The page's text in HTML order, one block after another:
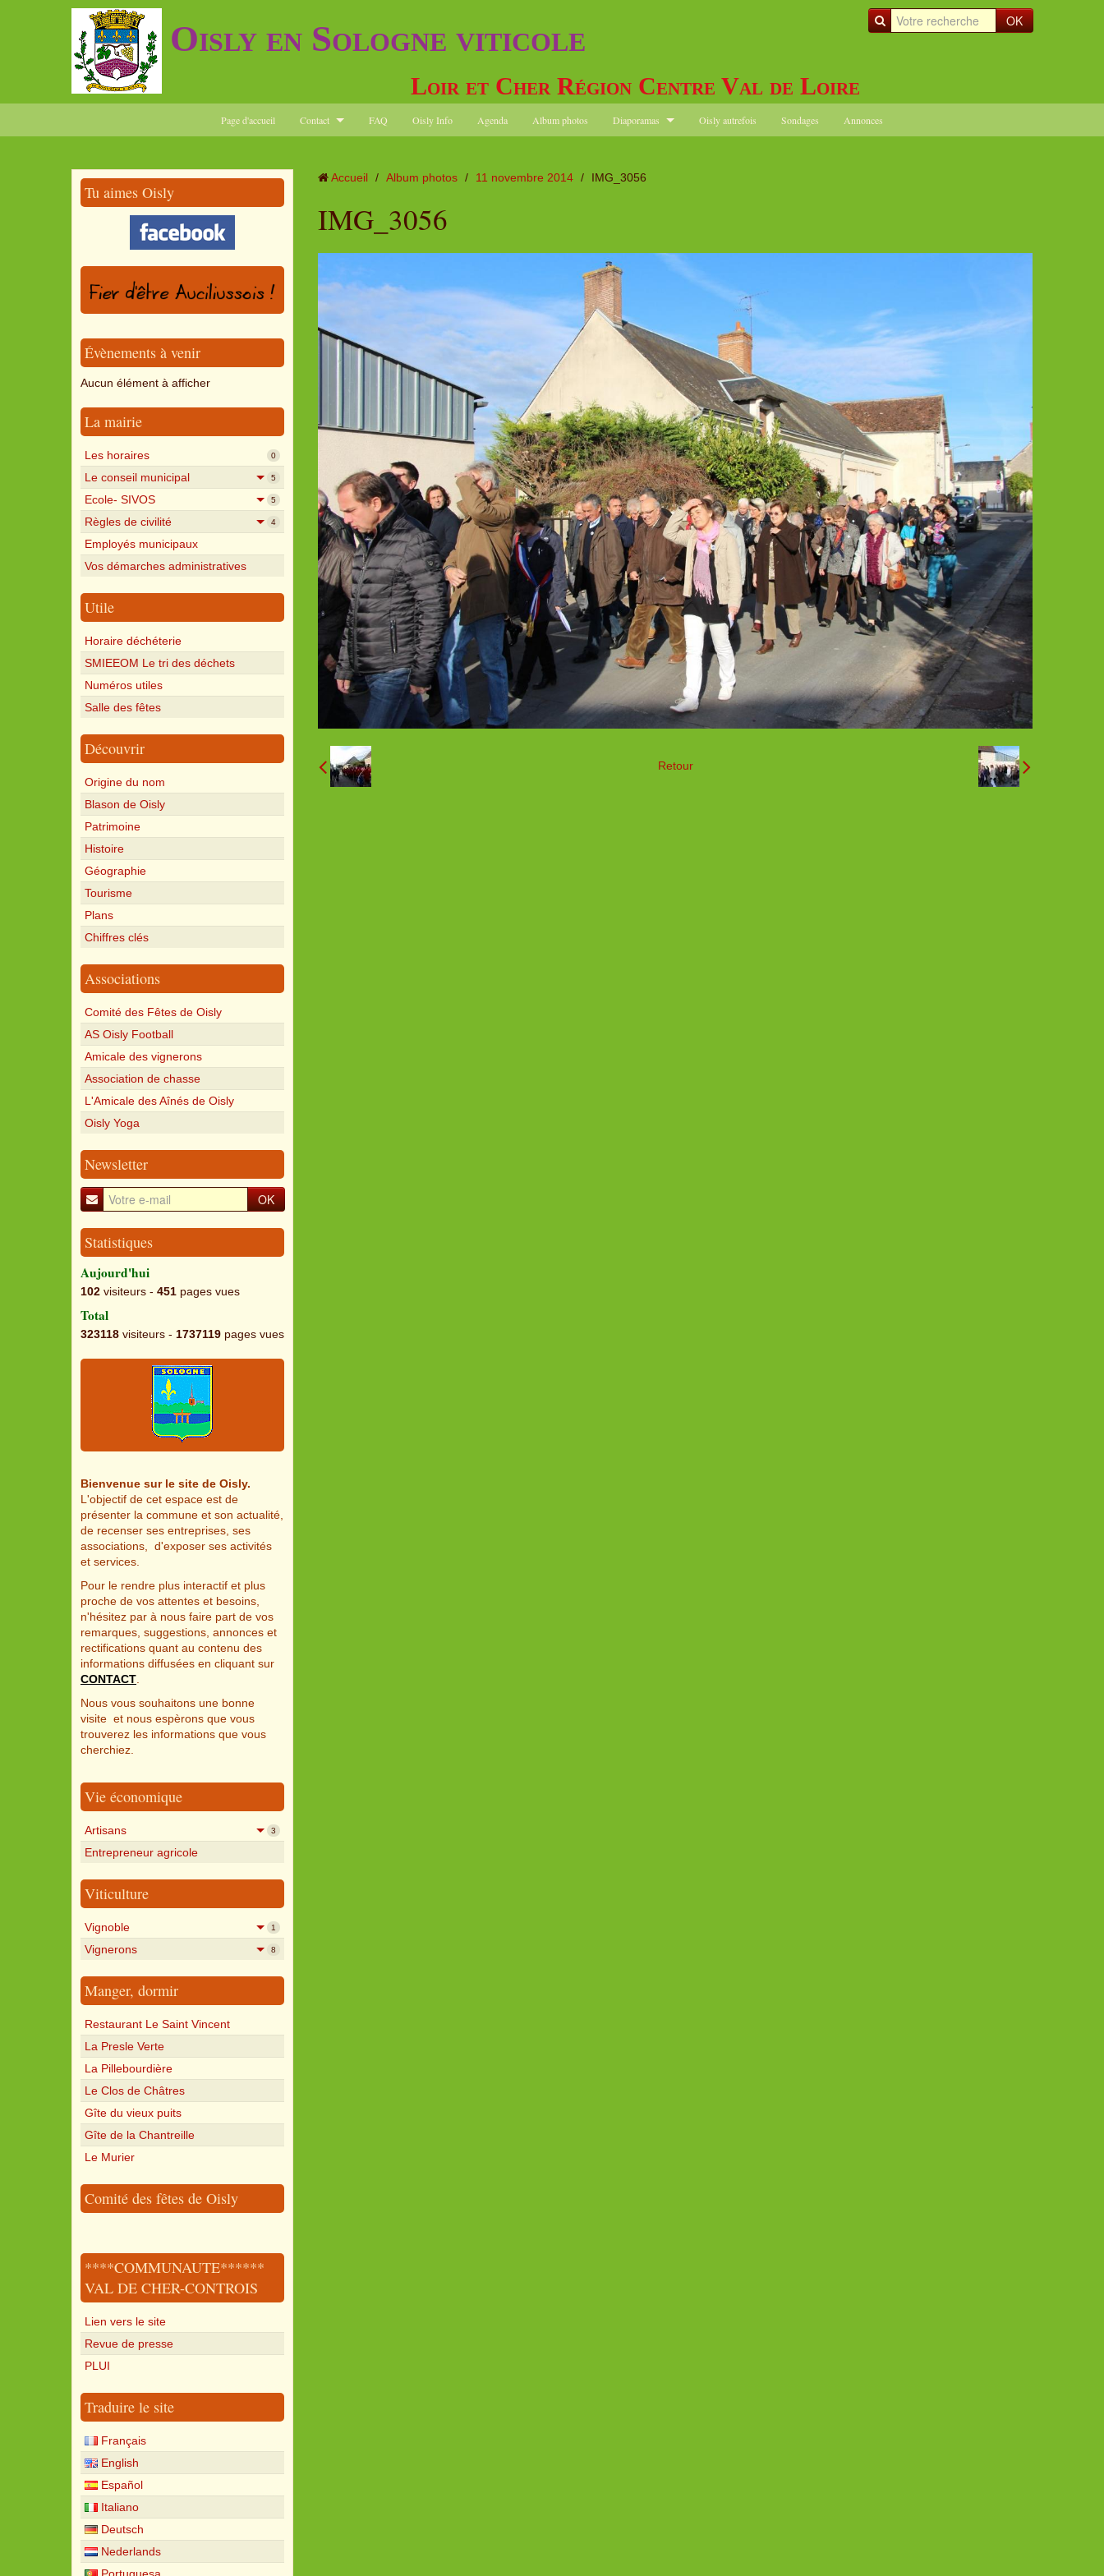
OK
Oisly en Sologne viticole
Loir et Cher Région Centre Val de Loire
Page d'accueil Contact FAQ Oisly Info Agenda Album photos Diaporamas Oisly autrefois Sondages Annonces
Tu aimes Oisly
Évènements à venir
Aucun élément à afficher
La mairie
Les horaires 0
Le conseil municipal 5
Ecole- SIVOS 5
Règles de civilité 4
Employés municipaux
Vos démarches administratives
Utile
Horaire déchéterie
SMIEEOM Le tri des déchets
Numéros utiles
Salle des fêtes
Découvrir
Origine du nom
Blason de Oisly
Patrimoine
Histoire
Géographie
Tourisme
Plans
Chiffres clés
Associations
Comité des Fêtes de Oisly
AS Oisly Football
Amicale des vignerons
Association de chasse
L'Amicale des Aînés de Oisly
Oisly Yoga
Newsletter
OK
Statistiques
Aujourd'hui
102 visiteurs - 451 pages vues
Total
323118 visiteurs - 1737119 pages vues
Bienvenue sur le site de Oisly.
L'objectif de cet espace est de
présenter la commune et son actualité,
de recenser ses entreprises, ses
associations, d'exposer ses activités
et services.
Pour le rendre plus interactif et plus
proche de vos attentes et besoins,
n'hésitez par à nous faire part de vos
remarques, suggestions, annonces et
rectifications quant au contenu des
informations diffusées en cliquant sur
CONTACT
Nous vous souhaitons une bonne
visite et nous espèrons que vous
trouverez les informations que vous
cherchiez.
Vie économique
Artisans 3
Entrepreneur agricole
Viticulture
Vignoble 1
Vignerons 8
Manger, dormir
Restaurant Le Saint Vincent
La Presle Verte
La Pillebourdière
Le Clos de Châtres
Gîte du vieux puits
Gîte de la Chantreille
Le Murier
Comité des fêtes de Oisly
****COMMUNAUTE******
VAL DE CHER-CONTROIS
Lien vers le site
Revue de presse
PLUI
Traduire le site
Français
English
Español
Italiano
Deutsch
Nederlands
Portuguesa
Accueil / Album photos / 11 novembre 2014 / IMG_3056
IMG_3056
Retour